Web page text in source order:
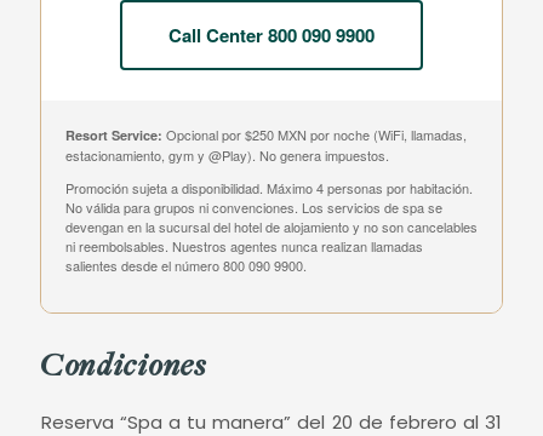
Call Center 800 090 9900
Resort Service: Opcional por $250 MXN por noche (WiFi, llamadas,
estacionamiento, gym y @Play). No genera impuestos.
Promoción sujeta a disponibilidad. Máximo 4 personas por habitación.
No válida para grupos ni convenciones. Los servicios de spa se
devengan en la sucursal del hotel de alojamiento y no son cancelables
ni reembolsables. Nuestros agentes nunca realizan llamadas
salientes desde el número 800 090 9900.
Condiciones
Reserva “Spa a tu manera” del 20 de febrero al 31